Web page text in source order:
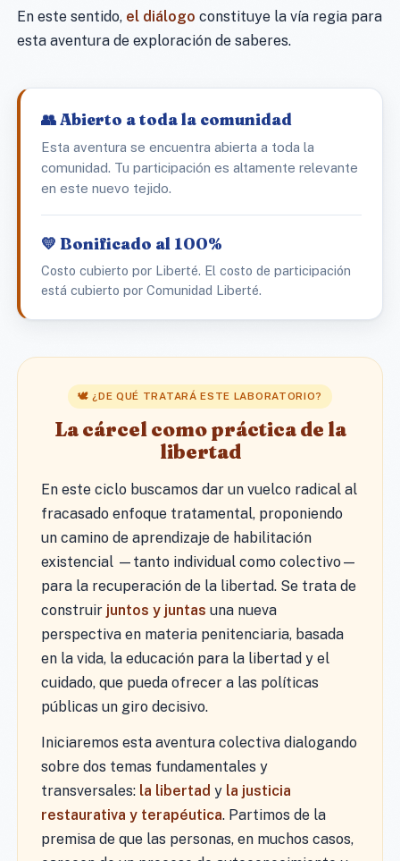
En este sentido, el diálogo constituye la vía regia para
esta aventura de exploración de saberes.
👥 Abierto a toda la comunidad
Esta aventura se encuentra abierta a toda la
comunidad. Tu participación es altamente relevante
en este nuevo tejido.
💛 Bonificado al 100%
Costo cubierto por Liberté. El costo de participación
está cubierto por Comunidad Liberté.
🕊️ ¿DE QUÉ TRATARÁ ESTE LABORATORIO?
La cárcel como práctica de la
libertad
En este ciclo buscamos dar un vuelco radical al
fracasado enfoque tratamental, proponiendo
un camino de aprendizaje de habilitación
existencial —tanto individual como colectivo—
para la recuperación de la libertad. Se trata de
construir juntos y juntas una nueva
perspectiva en materia penitenciaria, basada
en la vida, la educación para la libertad y el
cuidado, que pueda ofrecer a las políticas
públicas un giro decisivo.
Iniciaremos esta aventura colectiva dialogando
sobre dos temas fundamentales y
transversales: la libertad y la justicia
restaurativa y terapéutica. Partimos de la
premisa de que las personas, en muchos casos,